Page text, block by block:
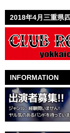
2018年4月三重県
INFORMATION